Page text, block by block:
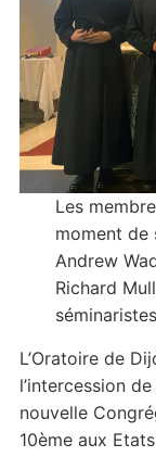
Les
moment de
Andrew
Richard
L’Oratoire de
l’intercession
nouvelle
10ème aux